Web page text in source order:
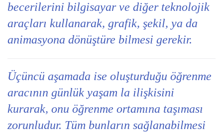
becerilerini bilgisayar ve diğer teknolojik
araçları kullanarak, grafik, şekil, ya da
animasyona dönüştüre bilmesi gerekir.
Üçüncü aşamada ise oluşturduğu öğrenme
aracının günlük yaşam la ilişkisini
kurarak, onu öğrenme ortamına taşıması
zorunludur. Tüm bunların sağlanabilmesi